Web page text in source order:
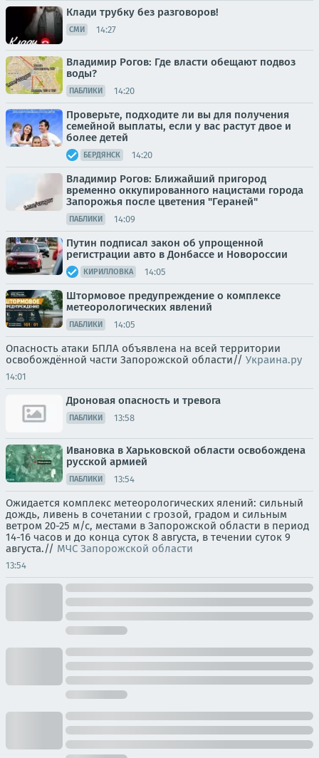
Клади трубку без разговоров!
СМИ 14:27
Владимир Рогов: Где власти обещают подвоз
воды?
ПАБЛИКИ 14:20
Проверьте, подходите ли вы для получения
семейной выплаты, если у вас растут двое и
более детей
БЕРДЯНСК 14:20
Владимир Рогов: Ближайший пригород
временно оккупированного нацистами города
Запорожья после цветения "Гераней"
ПАБЛИКИ 14:09
Путин подписал закон об упрощенной
регистрации авто в Донбассе и Новороссии
КИРИЛЛОВКА 14:05
Штормовое предупреждение о комплексе
метеорологических явлений
ПАБЛИКИ 14:05
Опасность атаки БПЛА объявлена на всей территории
освобождённой части Запорожской области// Украина.ру
14:01
Дроновая опасность и тревога
ПАБЛИКИ 13:58
Ивановка в Харьковской области освобождена
русской армией
ПАБЛИКИ 13:54
Ожидается комплекс метеорологических ялений: сильный
дождь, ливень в сочетании с грозой, градом и сильным
ветром 20-25 м/с, местами в Запорожской области в период
14-16 часов и до конца суток 8 августа, в течении суток 9
августа.// МЧС Запорожской области
13:54